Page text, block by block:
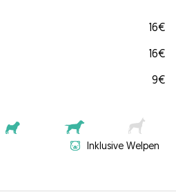
16€
16€
9€
Inklusive Welpen